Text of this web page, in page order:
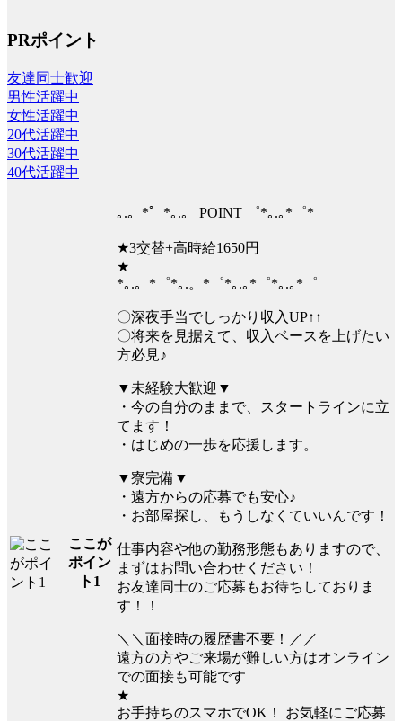
PRポイント
友達同士歓迎
男性活躍中
女性活躍中
20代活躍中
30代活躍中
40代活躍中
ここが
ポイン
ト1
｡.。*゜*｡.。 POINT ゜*｡.｡*゜*
★3交替+高時給1650円
★
*｡.。*゜*｡.。*゜*｡.｡*゜*｡.｡*゜
〇深夜手当でしっかり収入UP↑↑
〇将来を見据えて、収入ベースを上げたい
方必見♪
▼未経験大歓迎▼
・今の自分のままで、スタートラインに立
てます！
・はじめの一歩を応援します。
▼寮完備▼
・遠方からの応募でも安心♪
・お部屋探し、もうしなくていいんです！
仕事内容や他の勤務形態もありますので、
まずはお問い合わせください！
お友達同士のご応募もお待ちしておりま
す！！
＼＼面接時の履歴書不要！／／
遠方の方やご来場が難しい方はオンライン
での面接も可能です
★
お手持ちのスマホでOK！ お気軽にご応募